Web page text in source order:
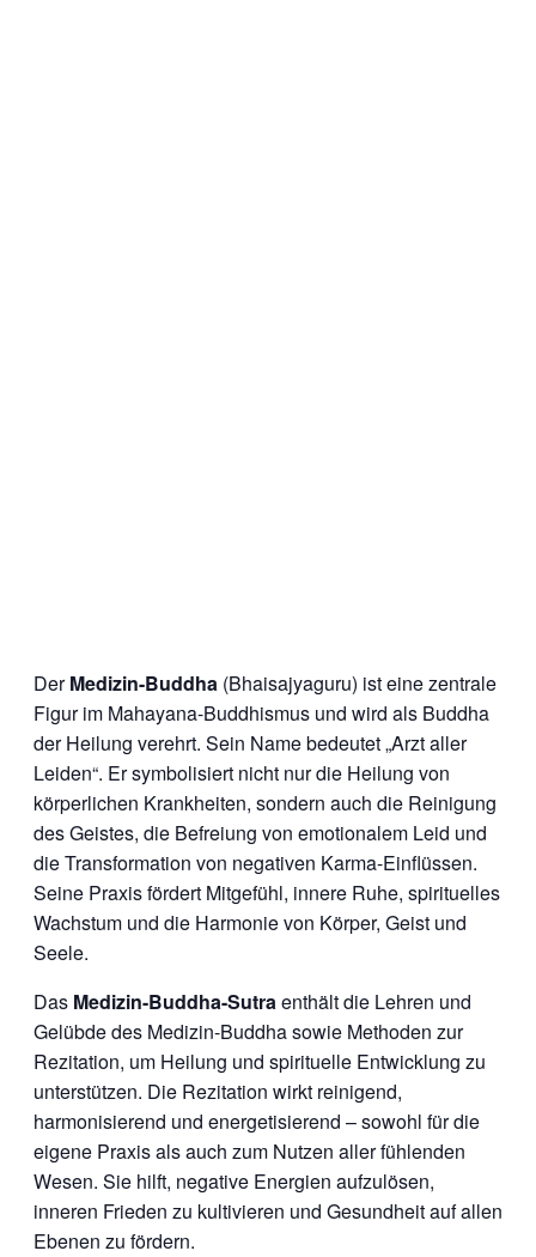
DerMedizin-Buddha (Bhaisajyaguru) ist eine zentrale
Figur im Mahayana-Buddhismus und wird als Buddha
der Heilung verehrt. Sein Name bedeutet „Arzt aller
Leiden“. Er symbolisiert nicht nur die Heilung von
körperlichen Krankheiten, sondern auch die Reinigung
des Geistes, die Befreiung von emotionalem Leid und
die Transformation von negativen Karma-Einflüssen.
Seine Praxis fördert Mitgefühl, innere Ruhe, spirituelles
Wachstum und die Harmonie von Körper, Geist und
Seele.
Das Medizin-Buddha-Sutraenthält die Lehren und
Gelübde des Medizin-Buddha sowie Methoden zur
Rezitation, um Heilung und spirituelle Entwicklung zu
unterstützen. Die Rezitation wirkt reinigend,
harmonisierend und energetisierend – sowohl für die
eigene Praxis als auch zum Nutzen aller fühlenden
Wesen. Sie hilft, negative Energien aufzulösen,
inneren Frieden zu kultivieren und Gesundheit auf allen
Ebenen zu fördern.